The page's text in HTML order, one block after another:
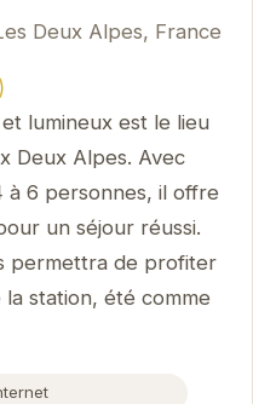
Deux Alpes, France
lumineux est le lieu
Deux Alpes. Avec
à 6 personnes, il offre
un séjour réussi.
permettra de profiter
station, été comme